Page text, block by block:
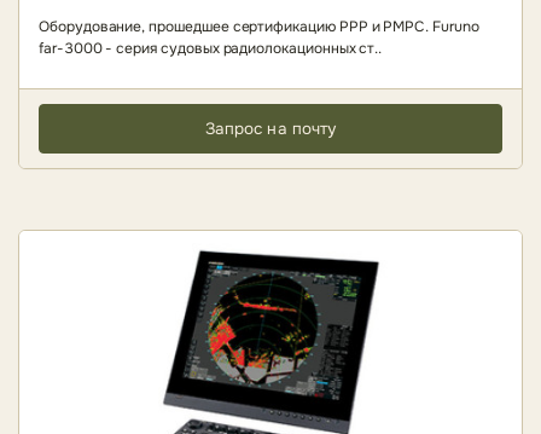
Оборудование, прошедшее сертификацию РРР и РМРС. Furuno
far-3000 - серия судовых радиолокационных ст..
Запрос на почту